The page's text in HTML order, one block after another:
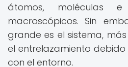
átomos, moléculas
macroscópicos. Sin
grande es el sistema,
el entrelazamiento
con el entorno.